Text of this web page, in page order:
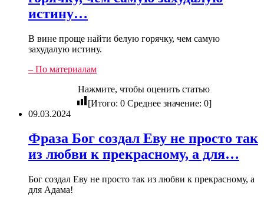
истину…
В вине проще найти белую горячку, чем самую
захудалую истину.
– По материалам
Нажмите, чтобы оценить статью
[Итого: 0 Среднее значение: 0]
09.03.2024
Фраза Бог создал Еву не просто так
из любви к прекрасному, а для…
Бог создал Еву не просто так из любви к прекрасному, а
для Адама!